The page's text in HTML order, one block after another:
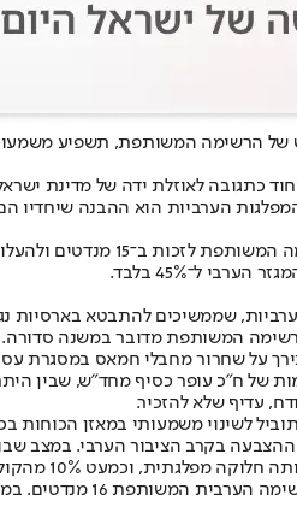
הרשימה המשותפת, תשפיע
כתגובה לאוזלת ידה של מדינת
הערביות הוא ההבנה שיחדיו
שממשיכים להתבטא בארסיות
המשותפת מדובר במשנה סדורה.
על שחרור מחבלי חמאס במסגרת
ח"כ עופר כסיף מחד"ש, שבין
עדיף שלא להזכיר.
לשינוי משמעותי במאזן הכוחות
לגוש